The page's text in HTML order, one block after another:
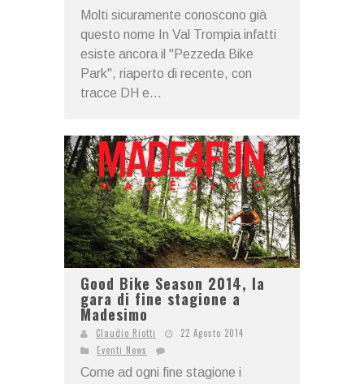
Molti sicuramente conoscono già
questo nome In Val Trompia infatti
esiste ancora il "Pezzeda Bike
Park", riaperto di recente, con
tracce DH e...
Good Bike Season 2014, la
gara di fine stagione a
Madesimo
Claudio Riotti
22 Agosto 2014
Eventi News
Come ad ogni fine stagione i